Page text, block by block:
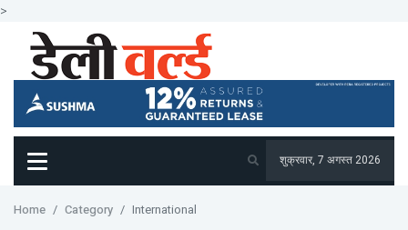
>
शुक्रवार, 7 अगस्त 2026
Home Category International